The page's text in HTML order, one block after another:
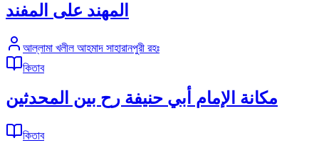
المھند علی المفند
আল্লামা খলীল আহমাদ সাহারানপুরী রহঃ
কিতাব
مكانة الإمام أبي حنيفة رح بين المحدثين
কিতাব